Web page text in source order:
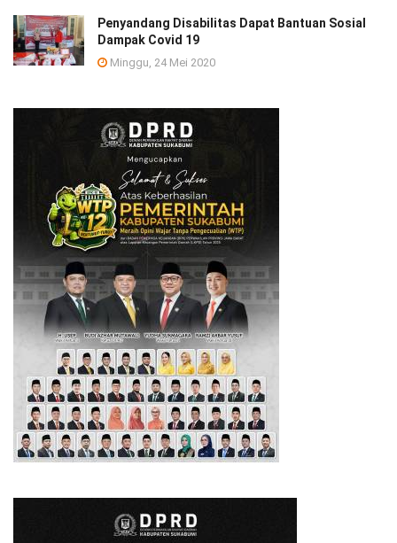
Penyandang Disabilitas Dapat Bantuan Sosial
Dampak Covid 19
Minggu, 24 Mei 2020